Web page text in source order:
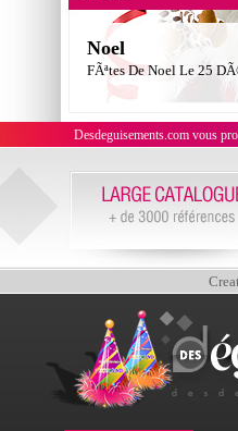
Noel
FÃªtes De Noel Le 25
Desdeguisements.com vous